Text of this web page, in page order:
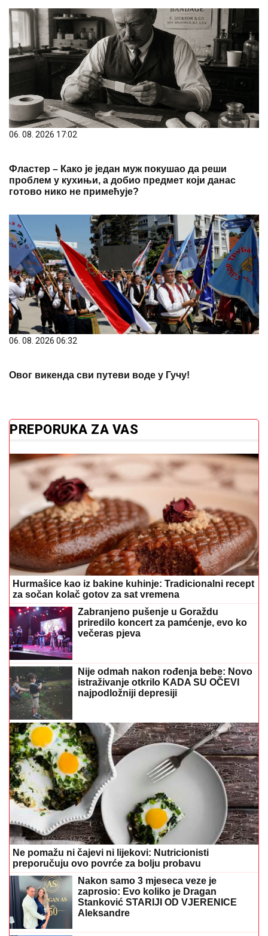
06. 08. 2026 17:02
Фластер – Како је један муж покушао да реши
проблем у кухињи, а добио предмет који данас
готово нико не примећује?
06. 08. 2026 06:32
Овог викенда сви путеви воде у Гучу!
PREPORUKA ZA VAS
Hurmašice kao iz bakine kuhinje: Tradicionalni recept
za sočan kolač gotov za sat vremena
Zabranjeno pušenje u Goraždu
priredilo koncert za pamćenje, evo ko
večeras pjeva
Nije odmah nakon rođenja bebe: Novo
istraživanje otkrilo KADA SU OČEVI
najpodložniji depresiji
Ne pomažu ni čajevi ni lijekovi: Nutricionisti
preporučuju ovo povrće za bolju probavu
Nakon samo 3 mjeseca veze je
zaprosio: Evo koliko je Dragan
Stanković STARIJI OD VJERENICE
Aleksandre